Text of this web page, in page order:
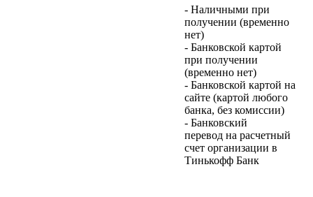
- Наличными при
получении (временно
нет)
- Банковской картой
при получении
(временно нет)
- Банковской картой на
сайте (картой любого
банка, без комиссии)
- Банковский
перевод на расчетный
счет организации в
Тинькофф Банк